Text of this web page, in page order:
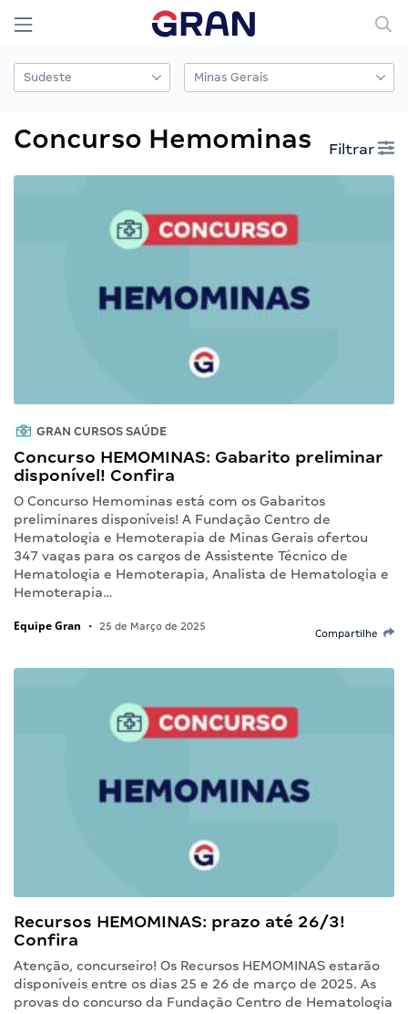
Concurso Hemominas Filtrar
GRAN CURSOS SAÚDE
Concurso HEMOMINAS: Gabarito preliminar
disponível! Confira
O Concurso Hemominas está com os Gabaritos
preliminares disponíveis! A Fundação Centro de
Hematologia e Hemoterapia de Minas Gerais ofertou
347 vagas para os cargos de Assistente Técnico de
Hematologia e Hemoterapia, Analista de Hematologia e
Hemoterapia…
Equipe Gran • 25 de Março de 2025
Compartilhe
Recursos HEMOMINAS: prazo até 26/3!
Confira
Atenção, concurseiro! Os Recursos HEMOMINAS estarão
disponíveis entre os dias 25 e 26 de março de 2025. As
provas do concurso da Fundação Centro de Hematologia